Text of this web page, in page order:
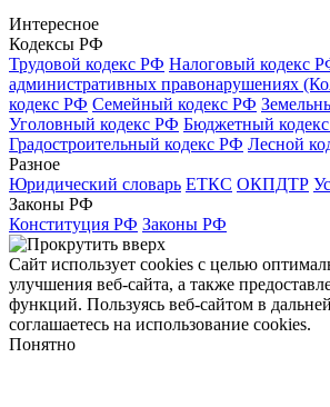
Интересное
Кодексы РФ
Трудовой кодекс РФ Налоговый кодекс
административных правонарушениях
кодекс РФ Семейный кодекс РФ
Уголовный кодекс РФ Бюджетный
Градостроительный кодекс РФ Лесной
Разное
Юридический словарь ЕТКС ОКПДТР
Законы РФ
Конституция РФ Законы РФ
Сайт использует cookies с целью
улучшения веб-сайта, а также
функций. Пользуясь веб-сайтом в
соглашаетесь на использование cookies.
Понятно